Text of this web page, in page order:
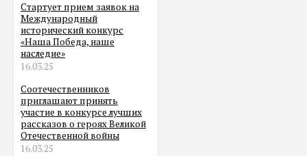
Стартует прием заявок на
Международный
исторический конкурс
«Наша Победа, наше
наследие»
16.03.25
Соотечественников
приглашают принять
участие в конкурсе лучших
рассказов о героях Великой
Отечественной войны
16.03.25